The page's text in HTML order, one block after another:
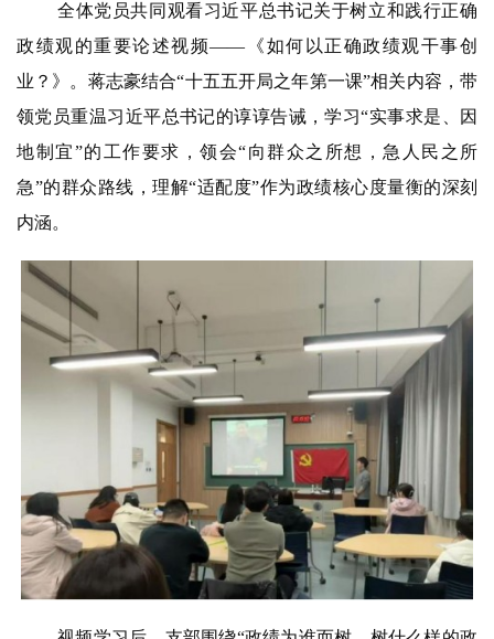
全体党员共同观看习近平总书记关于树立和践行正确
政绩观的重要论述视频——《如何以正确政绩观干事创
业？》。蒋志豪结合“十五五开局之年第一课”相关内容，带
领党员重温习近平总书记的谆谆告诫，学习“实事求是、因
地制宜”的工作要求，领会“向群众之所想，急人民之所
急”的群众路线，理解“适配度”作为政绩核心度量衡的深刻
内涵。